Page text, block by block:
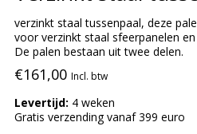
verzinkt staal tussenpaal, deze
voor verzinkt staal sfeerpanelen
De palen bestaan uit twee delen.
€161,00 Incl. btw
Levertijd: 4 weken
Gratis verzending vanaf 399 euro